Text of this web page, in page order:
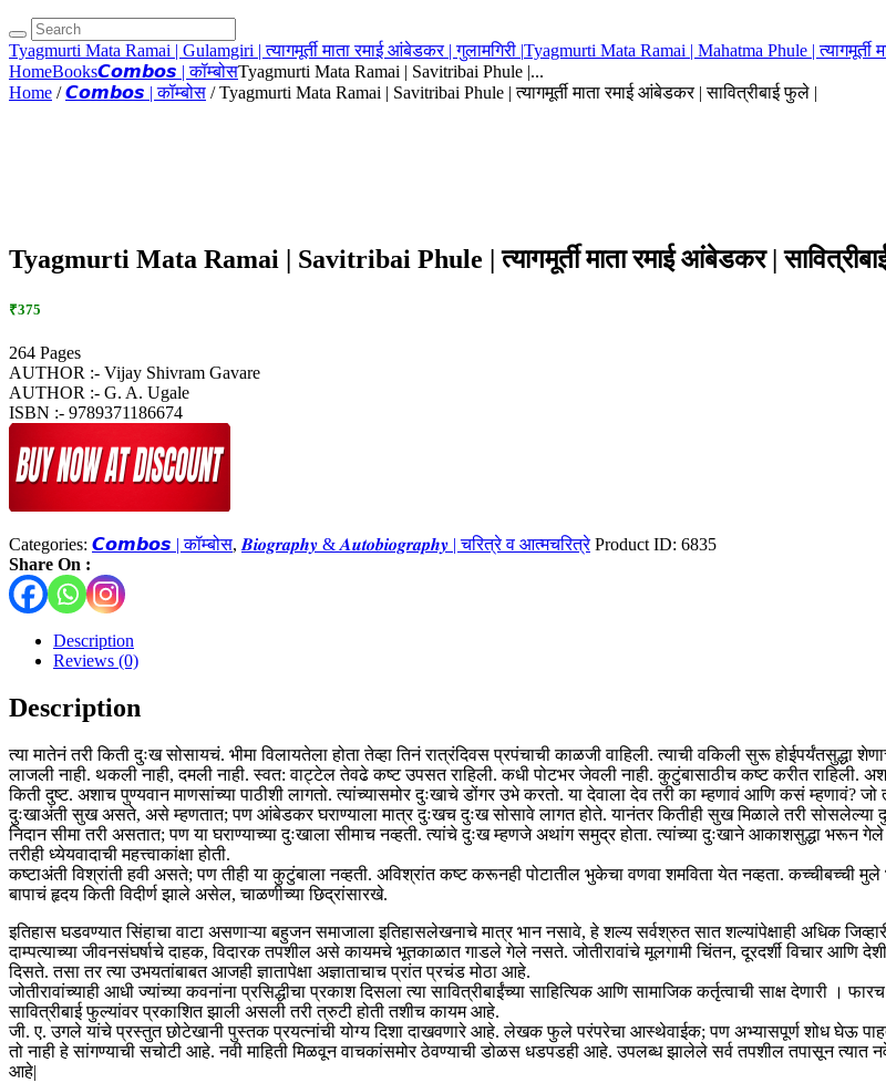
Tyagmurti Mata Ramai | Gulamgiri | त्यागमूर्ती माता रमाई आंबेडकर | गुलामगिरी |Tyagmurti Mata Ramai | Mahatma Phule | त्यागमूर्ती
HomeBooks𝘾𝙤𝙢𝙗𝙤𝙨 | कॉम्बोसTyagmurti Mata Ramai | Savitribai Phule |...
Home /𝘾𝙤𝙢𝙗𝙤𝙨 | कॉम्बोस / Tyagmurti Mata Ramai | Savitribai Phule | त्यागमूर्ती माता रमाई आंबेडकर | सावित्रीबाई फुले |
Tyagmurti Mata Ramai | Savitribai Phule | त्यागमूर्ती माता रमाई आंबेडकर |
₹375
264 Pages
AUTHOR :- Vijay Shivram Gavare
AUTHOR :- G. A. Ugale
ISBN :- 9789371186674
Categories: 𝘾𝙤𝙢𝙗𝙤𝙨 | कॉम्बोस, 𝑩𝒊𝒐𝒈𝒓𝒂𝒑𝒉𝒚 & 𝑨𝒖𝒕𝒐𝒃𝒊𝒐𝒈𝒓𝒂𝒑𝒉𝒚 | चरित्रे व आत्मचरित्रे Product ID: 6835
Share On :
Description
Reviews (0)
Description
त्या मातेनं तरी किती दुःख सोसायचं. भीमा विलायतेला होता तेव्हा तिनं रात्रंदिवस प्रपंचाची काळजी वाहिली. त्याची वकिली सुरू होईपर्यंतसुद्धा
लाजली नाही. थकली नाही, दमली नाही. स्वत: वाट्टेल तेवढे कष्ट उपसत राहिली. कधी पोटभर जेवली नाही. कुटुंबासाठीच कष्ट करीत राहिली.
किती दुष्ट. अशाच पुण्यवान माणसांच्या पाठीशी लागतो. त्यांच्यासमोर दुःखाचे डोंगर उभे करतो. या देवाला देव तरी का म्हणावं आणि कसं म्हणावं?
दुःखाअंती सुख असते, असे म्हणतात; पण आंबेडकर घराण्याला मात्र दुःखच दुःख सोसावे लागत होते. यानंतर कितीही सुख मिळाले तरी सोसलेल्या
निदान सीमा तरी असतात; पण या घराण्याच्या दुःखाला सीमाच नव्हती. त्यांचे दुःख म्हणजे अथांग समुद्र होता. त्यांच्या दुःखाने आकाशसुद्धा भरून
तरीही ध्येयवादाची महत्त्वाकांक्षा होती.
कष्टाअंती विश्रांती हवी असते; पण तीही या कुटुंबाला नव्हती. अविश्रांत कष्ट करूनही पोटातील भुकेचा वणवा शमविता येत नव्हता. कच्चीबच्ची
बापाचं हृदय किती विदीर्ण झाले असेल, चाळणीच्या छिद्रांसारखे.
इतिहास घडवण्यात सिंहाचा वाटा असणाऱ्या बहुजन समाजाला इतिहासलेखनाचे मात्र भान नसावे, हे शल्य सर्वश्रुत सात शल्यांपेक्षाही अधिक
दाम्पत्याच्या जीवनसंघर्षाचे दाहक, विदारक तपशील असे कायमचे भूतकाळात गाडले गेले नसते. जोतीरावांचे मूलगामी चिंतन, दूरदर्शी विचार आणि
दिसते. तसा तर त्या उभयतांबाबत आजही ज्ञातापेक्षा अज्ञाताचाच प्रांत प्रचंड मोठा आहे.
जोतीरावांच्याही आधी ज्यांच्या कवनांना प्रसिद्धीचा प्रकाश दिसला त्या सावित्रीबाईंच्या साहित्यिक आणि सामाजिक कर्तृत्वाची साक्ष देणारी
सावित्रीबाई फुल्यांवर प्रकाशित झाली असली तरी त्रुटी होती तशीच कायम आहे.
जी. ए. उगले यांचे प्रस्तुत छोटेखानी पुस्तक प्रयत्नांची योग्य दिशा दाखवणारे आहे. लेखक फुले परंपरेचा आस्थेवाईक; पण अभ्यासपूर्ण शोध घेऊ
तो नाही हे सांगण्याची सचोटी आहे. नवी माहिती मिळवून वाचकांसमोर ठेवण्याची डोळस धडपडही आहे. उपलब्ध झालेले सर्व तपशील तपासून त्यात
आहे|